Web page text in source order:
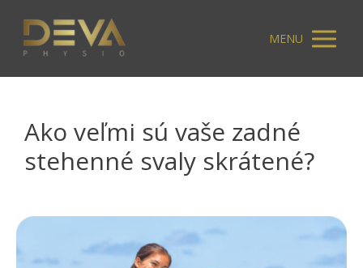
MENU
Ako veľmi sú vaše zadné
stehenné svaly skrátené?